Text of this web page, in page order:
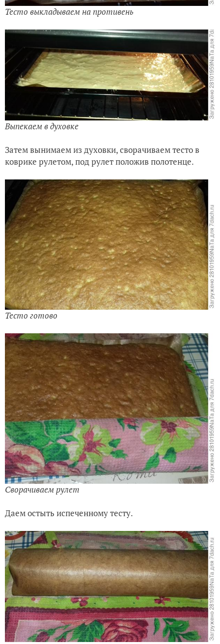
Тесто выкладываем на противень
Выпекаем в духовке
Затем вынимаем из духовки, сворачиваем тесто в
коврике рулетом, под рулет положив полотенце.
Тесто готово
Сворачиваем рулет
Даем остыть испеченному тесту.